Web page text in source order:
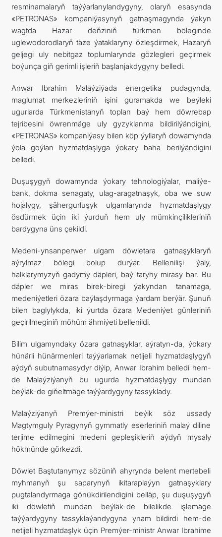
resminamalaryň taýýarlanylandygyny, olaryň esasynda
«PETRONAS» kompaniýasynyň gatnaşmagynda ýakyn
wagtda Hazar deňziniň türkmen böleginde
uglewodorodlaryň täze ýataklaryny özleşdirmek, Hazaryň
geljegi uly nebitgaz toplumlarynda gözlegleri geçirmek
boýunça giň gerimli işleriň başlanjakdygyny belledi.
Anwar Ibrahim Malaýziýada energetika pudagynda,
maglumat merkezleriniň işini guramakda we beýleki
ugurlarda Türkmenistanyň toplan baý hem döwrebap
tejribesini öwrenmäge uly gyzyklanma bildirilýändigini,
«PETRONAS» kompaniýasy bilen köp ýyllaryň dowamynda
ýola goýlan hyzmatdaşlyga ýokary baha berilýändigini
belledi.
Duşuşygyň dowamynda ýokary tehnologiýalar, maliýe-
bank, dokma senagaty, ulag-aragatnaşyk, oba we suw
hojalygy, şähergurluşyk ulgamlarynda hyzmatdaşlygy
ösdürmek üçin iki ýurduň hem uly mümkinçilikleriniň
bardygyna üns çekildi.
Medeni-ynsanperwer ulgam döwletara gatnaşyklaryň
aýrylmaz bölegi bolup durýar. Bellenilişi ýaly,
halklarymyzyň gadymy däpleri, baý taryhy mirasy bar. Bu
däpler we miras birek-biregi ýakyndan tanamaga,
medeniýetleri özara baýlaşdyrmaga ýardam berýär. Şunuň
bilen baglylykda, iki ýurtda özara Medeniýet günleriniň
geçirilmeginiň möhüm ähmiýeti bellenildi.
Bilim ulgamyndaky özara gatnaşyklar, aýratyn-da, ýokary
hünärli hünärmenleri taýýarlamak netijeli hyzmatdaşlygyň
aýdyň subutnamasydyr diýip, Anwar Ibrahim belledi hem-
de Malaýziýanyň bu ugurda hyzmatdaşlygy mundan
beýläk-de giňeltmäge taýýardygyny tassyklady.
Malaýziýanyň Premýer-ministri beýik söz ussady
Magtymguly Pyragynyň gymmatly eserleriniň malaý diline
terjime edilmegini medeni gepleşikleriň aýdyň mysaly
hökmünde görkezdi.
Döwlet Baştutanymyz sözüniň ahyrynda belent mertebeli
myhmanyň şu saparynyň ikitaraplaýyn gatnaşyklary
pugtalandyrmaga gönükdirilendigini belläp, şu duşuşygyň
iki döwletiň mundan beýläk-de bilelikde işlemäge
taýýardygyny tassyklaýandygyna ynam bildirdi hem-de
netijeli hyzmatdaşlyk üçin Premýer-ministr Anwar Ibrahime